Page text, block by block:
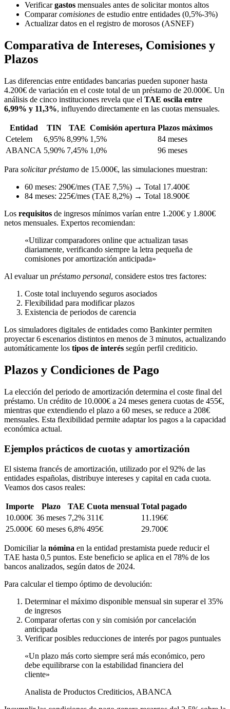
Verificargastos mensuales antes de solicitar montos altos
Compararcomisiones de estudio entre entidades (0,5%-3%)
Actualizar datos en el registro de morosos (ASNEF)
Comparativa de Intereses, Comisiones y
Plazos
Las diferencias entre entidades bancarias pueden suponer hasta
4.200€ de variación en el coste total de un préstamo de 20.000€. Un
análisis de cinco instituciones revela que el TAE oscila entre
6,99% y 11,3%, influyendo directamente en las cuotas mensuales.
Entidad TIN TAE Comisión apertura Plazos máximos
Cetelem
6,95% 8,99% 1,5%
84 meses
ABANCA 5,90% 7,45% 1,0% 96 meses
Para solicitar préstamo de 15.000€, las simulaciones muestran:
60 meses: 290€/mes (TAE 7,5%) → Total 17.400€
84 meses: 225€/mes (TAE 8,2%) → Total 18.900€
Los requisitos de ingresos mínimos varían entre 1.200€ y 1.800€
netos mensuales. Expertos recomiendan:
«Utilizar comparadores online que actualizan tasas
diariamente, verificando siempre la letra pequeña de
comisiones por amortización anticipada»
Al evaluar un préstamo personal, considere estos tres factores:
Coste total incluyendo seguros asociados
Flexibilidad para modificar plazos
Existencia de periodos de carencia
Los simuladores digitales de entidades como Bankinter permiten
proyectar 6 escenarios distintos en menos de 3 minutos, actualizando
automáticamente los tipos de interés según perfil crediticio.
Plazos y Condiciones de Pago
La elección del periodo de amortización determina el coste final del
préstamo. Un crédito de 10.000€ a 24 meses genera cuotas de 455€,
mientras que extendiendo el plazo a 60 meses, se reduce a 208€
mensuales. Esta flexibilidad permite adaptar los pagos a la capacidad
económica actual.
Ejemplos prácticos de cuotas y amortización
El sistema francés de amortización, utilizado por el 92% de las
entidades españolas, distribuye intereses y capital en cada cuota.
Veamos dos casos reales:
Importe Plazo TAE Cuota mensual Total pagado
10.000€ 36 meses 7,2% 311€
11.196€
25.000€ 60 meses 6,8% 495€ 29.700€
Domiciliar la nómina en la entidad prestamista puede reducir el
TAE hasta 0,5 puntos. Este beneficio se aplica en el 78% de los
bancos analizados, según datos de 2024.
Para calcular el tiempo óptimo de devolución:
Determinar el máximo disponible mensual sin superar el 35%
de ingresos
Comparar ofertas con y sin comisión por cancelación
anticipada
Verificar posibles reducciones de interés por pagos puntuales
«Un plazo más corto siempre será más económico, pero
debe equilibrarse con la estabilidad financiera del
cliente»
Analista de Productos Crediticios, ABANCA